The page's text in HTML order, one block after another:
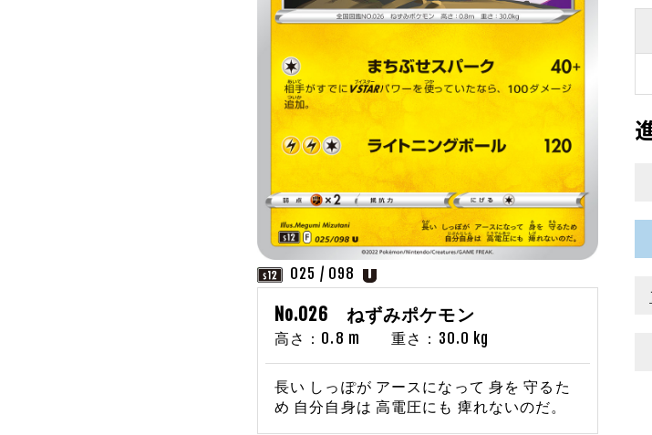
025 / 098
No.026 ねずみポケモン
高さ：0.8 m 重さ：30.0 kg
長い しっぽが アースになって 身を 守るた
め 自分自身は 高電圧にも 痺れないのだ。